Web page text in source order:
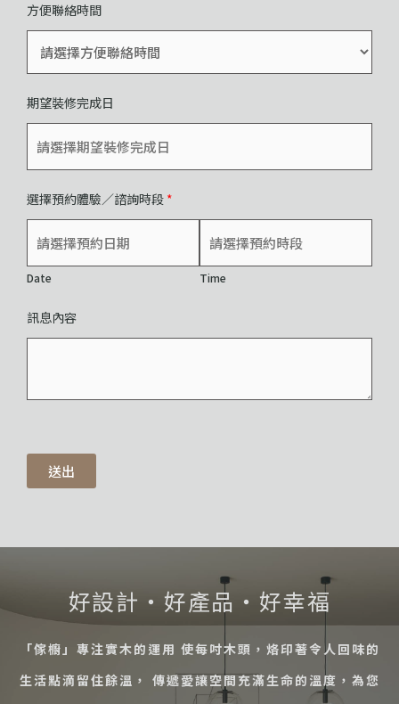
方便聯絡時間
期望裝修完成日
選擇預約體驗／諮詢時段 *
Date Time
訊息內容
送出
好設計・好產品・好幸福
「傢櫥」專注實木的運用 使每吋木頭，烙印著令人回味的
生活點滴留住餘溫， 傳遞愛讓空間充滿生命的溫度，為您